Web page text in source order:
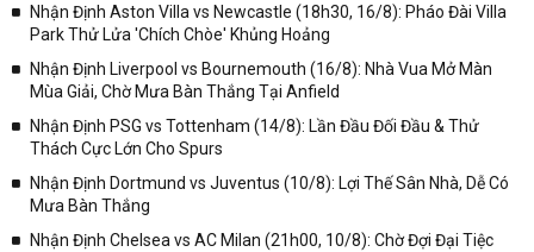
✓ Giải bóng Cúp C1 Châu Âu;
✓ Giải VĐQG Tây Ban Nha;
✓ VĐQG Đức;
✓ VĐQG Pháp;
✓ Liên Đoàn Anh;
Nhận Định Aston Villa vs Newcastle (18h30, 16/8): Pháo Đài Villa
Park Thử Lửa 'Chích Chòe' Khủng Hoảng
Nhận Định Liverpool vs Bournemouth (16/8): Nhà Vua Mở Màn
Mùa Giải, Chờ Mưa Bàn Thắng Tại Anfield
Nhận Định PSG vs Tottenham (14/8): Lần Đầu Đối Đầu & Thử
Thách Cực Lớn Cho Spurs
Nhận Định Dortmund vs Juventus (10/8): Lợi Thế Sân Nhà, Dễ Có
Mưa Bàn Thắng
Nhận Định Chelsea vs AC Milan (21h00, 10/8): Chờ Đợi Đại Tiệc